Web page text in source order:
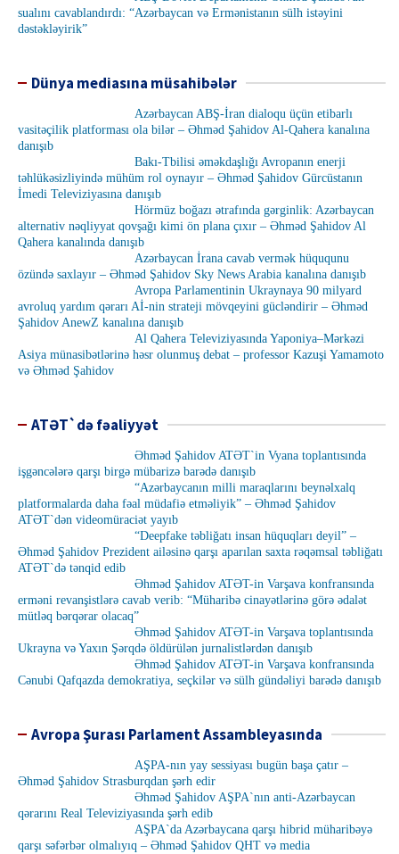
sualını cavablandırdı: “Azərbaycan və Ermənistanın sülh istəyini
dəstəkləyirik”
Dünya mediasına müsahibələr
Azərbaycan ABŞ-İran dialoqu üçün etibarlı
vasitəçilik platforması ola bilər – Əhməd Şahidov Al-Qahera kanalına
danışıb
Bakı-Tbilisi əməkdaşlığı Avropanın enerji
təhlükəsizliyində mühüm rol oynayır – Əhməd Şahidov Gürcüstanın
İmedi Televiziyasına danışıb
Hörmüz boğazı ətrafında gərginlik: Azərbaycan
alternativ nəqliyyat qovşağı kimi ön plana çıxır – Əhməd Şahidov Al
Qahera kanalında danışıb
Azərbaycan İrana cavab vermək hüququnu
özündə saxlayır – Əhməd Şahidov Sky News Arabia kanalına danışıb
Avropa Parlamentinin Ukraynaya 90 milyard
avroluq yardım qərarı Aİ-nin strateji mövqeyini gücləndirir – Əhməd
Şahidov AnewZ kanalına danışıb
Al Qahera Televiziyasında Yaponiya–Mərkəzi
Asiya münasibətlərinə həsr olunmuş debat – professor Kazuşi Yamamoto
və Əhməd Şahidov
ATƏT`də fəaliyyət
Əhməd Şahidov ATƏT`in Vyana toplantısında
işgəncələrə qarşı birgə mübarizə barədə danışıb
“Azərbaycanın milli maraqlarını beynəlxalq
platformalarda daha fəal müdafiə etməliyik” – Əhməd Şahidov
ATƏT`dən videomüraciət yayıb
“Deepfake təbliğatı insan hüquqları deyil” –
Əhməd Şahidov Prezident ailəsinə qarşı aparılan saxta rəqəmsal təbliğatı
ATƏT`də tənqid edib
Əhməd Şahidov ATƏT-in Varşava konfransında
erməni revanşistlərə cavab verib: “Müharibə cinayətlərinə görə ədalət
mütləq bərqərar olacaq”
Əhməd Şahidov ATƏT-in Varşava toplantısında
Ukrayna və Yaxın Şərqdə öldürülən jurnalistlərdən danışıb
Əhməd Şahidov ATƏT-in Varşava konfransında
Cənubi Qafqazda demokratiya, seçkilər və sülh gündəliyi barədə danışıb
Avropa Şurası Parlament Assambleyasında
AŞPA-nın yay sessiyası bugün başa çatır –
Əhməd Şahidov Strasburqdan şərh edir
Əhməd Şahidov AŞPA`nın anti-Azərbaycan
qərarını Real Televiziyasında şərh edib
AŞPA`da Azərbaycana qarşı hibrid müharibəyə
qarşı səfərbər olmalıyıq – Əhməd Şahidov QHT və media